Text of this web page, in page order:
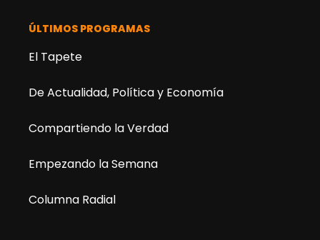
ÚLTIMOS PROGRAMAS
El Tapete
De Actualidad, Política y Economía
Compartiendo la Verdad
Empezando la Semana
Columna Radial